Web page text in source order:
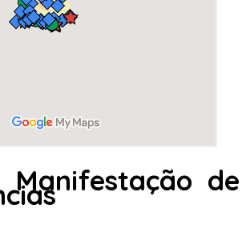
Manifestação de